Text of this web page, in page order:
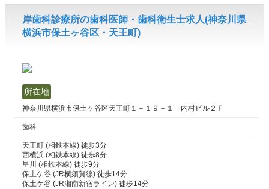
岸歯科診療所の歯科医師・歯科衛生士求人(神奈川県
横浜市保土ヶ谷区・天王町)
所在地
神奈川県横浜市保土ヶ谷区天王町１－１９－１ 内村ビル２Ｆ
歯科
天王町 (相鉄本線) 徒歩3分
西横浜 (相鉄本線) 徒歩8分
星川 (相鉄本線) 徒歩9分
保土ケ谷 (JR横須賀線) 徒歩14分
保土ケ谷 (JR湘南新宿ライン) 徒歩14分